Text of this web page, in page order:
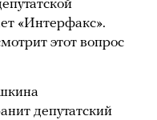
«Интерфакс».
этот вопрос
депутатский